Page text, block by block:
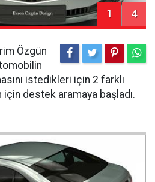
1 4
Özgün
istedikleri için 2 farklı
destek aramaya başladı.